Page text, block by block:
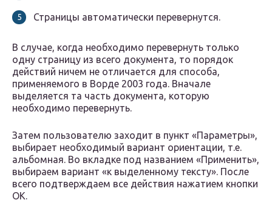
Страницы автоматически перевернутся.
В случае, когда необходимо перевернуть только
одну страницу из всего документа, то порядок
действий ничем не отличается для способа,
применяемого в Ворде 2003 года. Вначале
выделяется та часть документа, которую
необходимо перевернуть.
Затем пользователю заходит в пункт «Параметры»,
выбирает необходимый вариант ориентации, т.е.
альбомная. Во вкладке под названием «Применить»,
выбираем вариант «к выделенному тексту». После
всего подтверждаем все действия нажатием кнопки
ОК.